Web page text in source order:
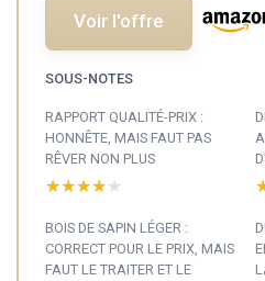
Voir l'offre
SOUS-NOTES
RAPPORT QUALITÉ-PRIX :
HONNÊTE, MAIS FAUT PAS
RÊVER NON PLUS
★★★★★
★★★★★
BOIS DE SAPIN LÉGER :
CORRECT POUR LE PRIX, MAIS
FAUT LE TRAITER ET LE